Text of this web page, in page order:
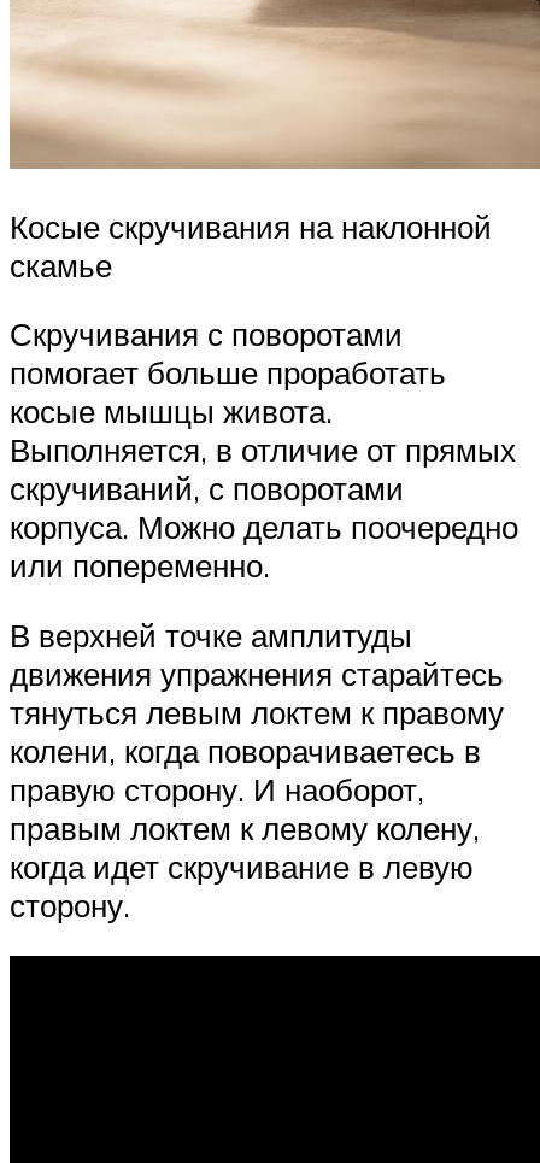
Косые скручивания на наклонной
скамье
Скручивания с поворотами
помогает больше проработать
косые мышцы живота.
Выполняется, в отличие от прямых
скручиваний, с поворотами
корпуса. Можно делать поочередно
или попеременно.
В верхней точке амплитуды
движения упражнения старайтесь
тянуться левым локтем к правому
колени, когда поворачиваетесь в
правую сторону. И наоборот,
правым локтем к левому колену,
когда идет скручивание в левую
сторону.